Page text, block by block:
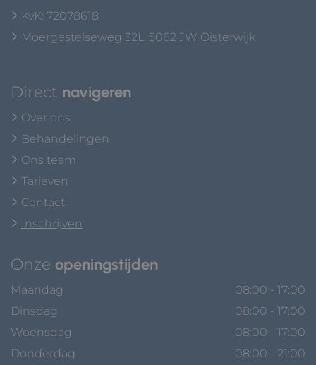
KvK: 72078618
Moergestelseweg 32L, 5062 JW Oisterwijk
Direct navigeren
Over ons
Behandelingen
Ons team
Tarieven
Contact
Inschrijven
Onze openingstijden
Maandag
08:00 - 17:00
Dinsdag
08:00 - 17:00
Woensdag
08:00 - 17:00
Donderdag
08:00 - 21:00